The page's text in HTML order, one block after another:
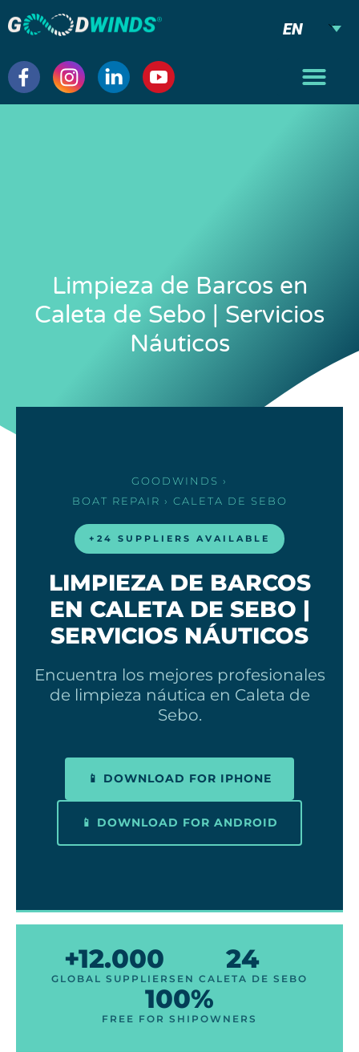
EN
Limpieza de Barcos en
Caleta de Sebo | Servicios
Náuticos
GOODWINDS ›
BOAT REPAIR › CALETA DE SEBO
+24 SUPPLIERS AVAILABLE
LIMPIEZA DE BARCOS
EN CALETA DE SEBO |
SERVICIOS NÁUTICOS
Encuentra los mejores profesionales
de limpieza náutica en Caleta de
Sebo.
📱 DOWNLOAD FOR IPHONE
📱 DOWNLOAD FOR ANDROID
+12.000
GLOBAL SUPPLIERS
24
EN CALETA DE SEBO
100%
FREE FOR SHIPOWNERS